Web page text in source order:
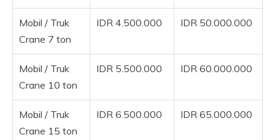
Mobil / Truk
Crane 7 ton
IDR 4.500.000 IDR 50.000.000
Mobil / Truk
Crane 10 ton
IDR 5.500.000 IDR 60.000.000
Mobil / Truk
Crane 15 ton
IDR 6.500.000 IDR 65.000.000